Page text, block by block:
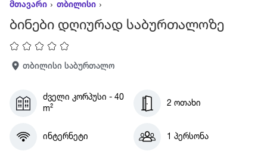
მთავარი თბილისი
ბინები დღიურად საბურთალოზე
თბილისი საბურთალო
ძველი კორპუსი - 40
m²
2 ოთახი
ინტერნეტი 1 პერსონა